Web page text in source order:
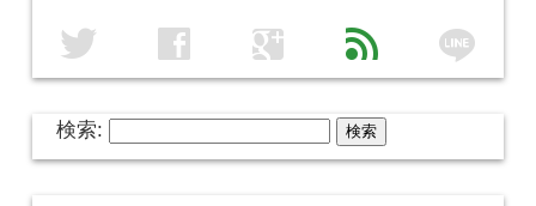
twitter facebook google feed line
検索: